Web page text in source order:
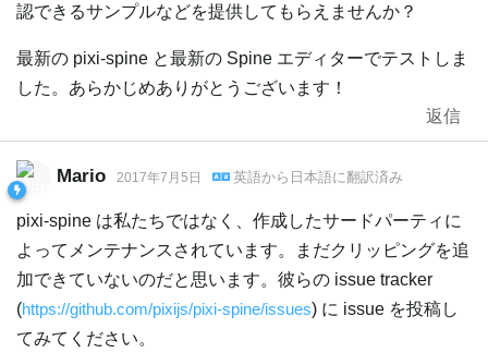
認できるサンプルなどを提供してもらえませんか？
最新の pixi-spine と最新の Spine エディターでテストしま
した。あらかじめありがとうございます！
返信
Mario 2017年7月5日 英語から 日本語に翻訳済み
pixi-spine は私たちではなく、作成したサードパーティに
よってメンテナンスされています。まだクリッピングを追
加できていないのだと思います。彼らの issue tracker
(https://github.com/pixijs/pixi-spine/issues) に issue を投稿し
てみてください。